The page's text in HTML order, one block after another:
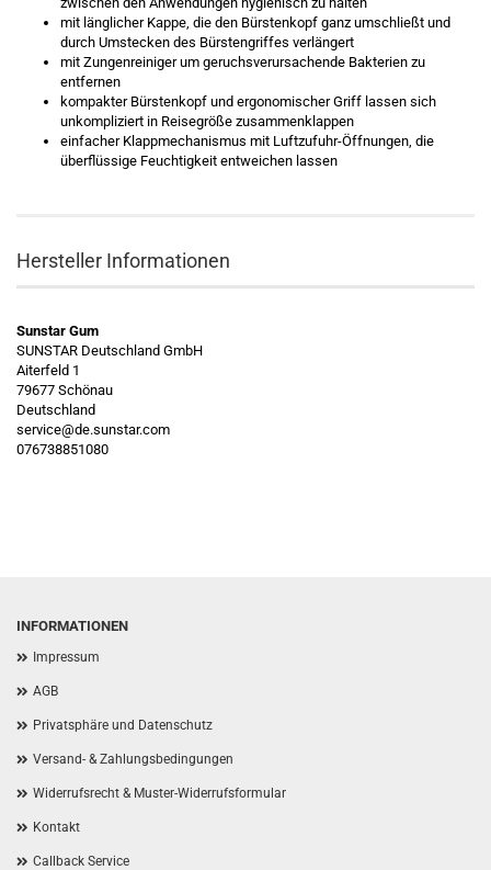
mit länglicher Kappe, die den Bürstenkopf ganz umschließt und
durch Umstecken des Bürstengriffes verlängert
mit Zungenreiniger um geruchsverursachende Bakterien zu
entfernen
kompakter Bürstenkopf und ergonomischer Griff lassen sich
unkompliziert in Reisegröße zusammenklappen
einfacher Klappmechanismus mit Luftzufuhr-Öffnungen, die
überflüssige Feuchtigkeit entweichen lassen
Hersteller Informationen
Sunstar Gum
SUNSTAR Deutschland GmbH
Aiterfeld 1
79677 Schönau
Deutschland
service@de.sunstar.com
076738851080
INFORMATIONEN
Impressum
AGB
Privatsphäre und Datenschutz
Versand- & Zahlungsbedingungen
Widerrufsrecht & Muster-Widerrufsformular
Kontakt
Callback Service